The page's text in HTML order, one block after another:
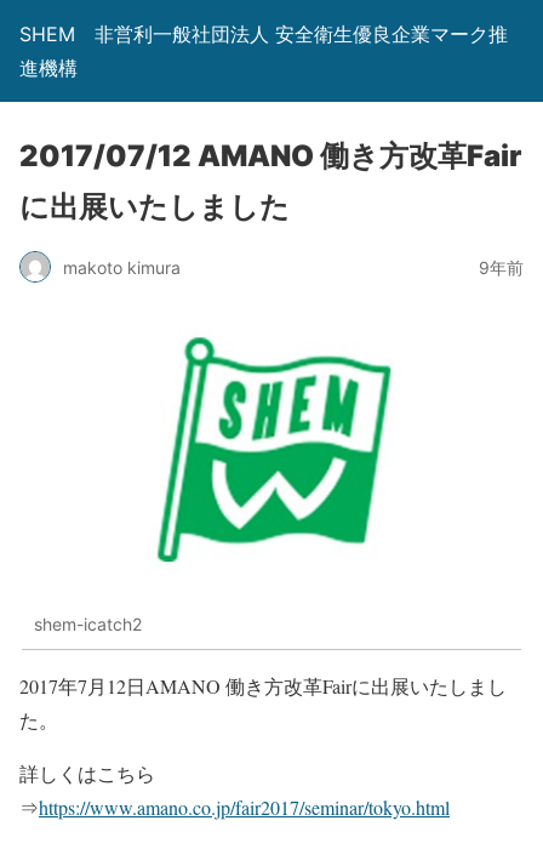
SHEM 非営利一般社団法人 安全衛生優良企業マーク推
進機構
2017/07/12 AMANO 働き方改革Fair
に出展いたしました
makoto kimura 9年前
shem-icatch2
2017年7月12日AMANO 働き方改革Fairに出展いたしまし
た。
詳しくはこちら
⇒https://www.amano.co.jp/fair2017/seminar/tokyo.html